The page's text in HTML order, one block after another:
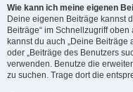
Wie kann ich meine eigenen
Deine eigenen Beiträge kannst
Beiträge“ im Schnellzugriff
kannst du auch „Deine
oder „Beiträge des Benutzers
verwenden. Benutze die
zu suchen. Trage dort die